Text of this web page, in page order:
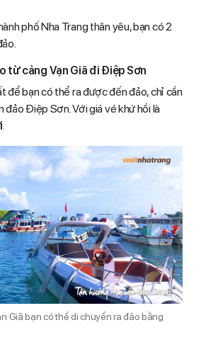
phố Nha Trang thân yêu, bạn có 2
từ cảng Vạn Giã đi Điệp Sơn
để bạn có thể ra được đến đảo, chỉ cần
đảo Điệp Sơn. Với giá vé khứ hồi là
.
Giã bạn có thể di chuyển ra đảo bằng